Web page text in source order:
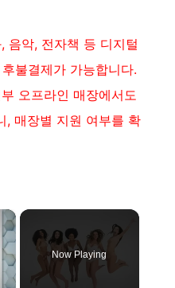
음악, 전자책 등 디지털
불결제가 가능합니다.
오프라인 매장에서도
, 매장별 지원 여부를 확
×
Now Playing